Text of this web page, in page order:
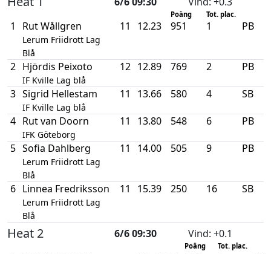
Poäng Tot. plac.
1 Rut Wållgren
Lerum Friidrott Lag
Blå
11 12.23 951 1 PB
2 Hjördis Peixoto
IF Kville Lag blå
12 12.89 769 2 PB
3 Sigrid Hellestam
IF Kville Lag blå
11 13.66 580 4 SB
4 Rut van Doorn
IFK Göteborg
11 13.80 548 6 PB
5 Sofia Dahlberg
Lerum Friidrott Lag
Blå
11 14.00 505 9 PB
6 Linnea Fredriksson
Lerum Friidrott Lag
Blå
11 15.39 250 16 SB
Heat 2 6/6 09:30 Vind: +0.1
Poäng Tot. plac.